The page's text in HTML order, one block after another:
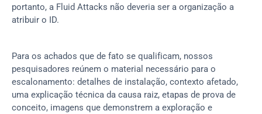
portanto, a Fluid Attacks não deveria ser a organização a
atribuir o ID.
Para os achados que de fato se qualificam, nossos
pesquisadores reúnem o material necessário para o
escalonamento: detalhes de instalação, contexto afetado,
uma explicação técnica da causa raiz, etapas de prova de
conceito, imagens que demonstrem a exploração e